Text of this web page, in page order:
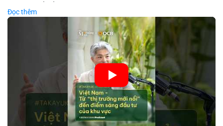
hội cho nhà đầu tư lặp lại mô hình thành công của các quốc
gia đang phát triển. Nền tảng crypto tại Việt Nam cũng tăng
trưởng nhờ chính sách ổn định và sự quan tâm từ nhà đầu tư
🎥 Xem video trực tiếp tại:
Nguồn: VIETSUCCESS
Đọc thêm